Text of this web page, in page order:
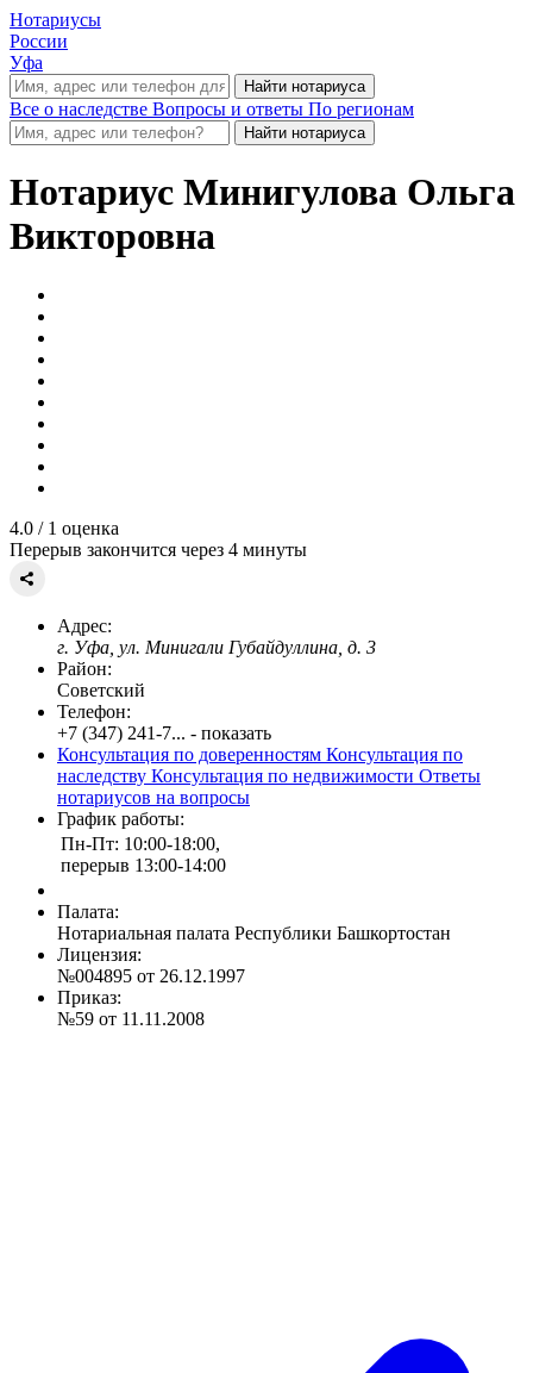
Нотариусы
России
Уфа
Все о наследстве Вопросы и ответы По регионам
Нотариус Минигулова Ольга
Викторовна
4.0 / 1 оценка
Перерыв закончится через 4 минуты
Адрес:
г. Уфа, ул. Минигали Губайдуллина, д. 3
Район:
Советский
Телефон:
+7 (347) 241-7... - показать
Консультация по доверенностям Консультация по
наследству Консультация по недвижимости Ответы
нотариусов на вопросы
График работы:
Пн-Пт: 10:00-18:00,
перерыв 13:00-14:00
Палата:
Нотариальная палата Республики Башкортостан
Лицензия:
№004895 от 26.12.1997
Приказ:
№59 от 11.11.2008